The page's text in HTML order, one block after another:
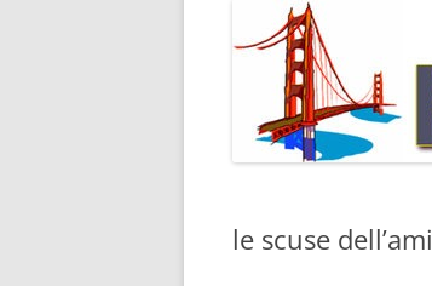
le scuse